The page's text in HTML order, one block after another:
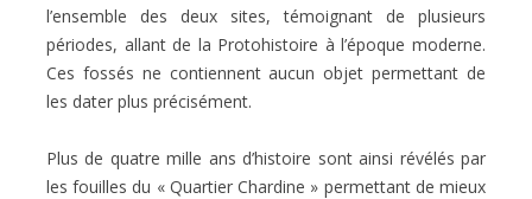
l’ensemble des deux sites, témoignant de plusieurs
périodes, allant de la Protohistoire à l’époque moderne.
Ces fossés ne contiennent aucun objet permettant de
les dater plus précisément.
Plus de quatre mille ans d’histoire sont ainsi révélés par
les fouilles du « Quartier Chardine » permettant de mieux